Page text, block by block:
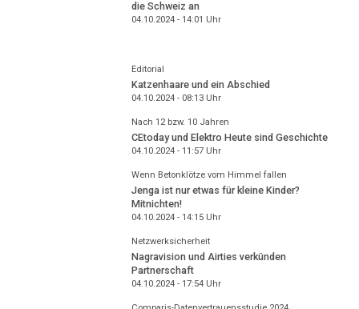
die Schweiz an
04.10.2024 - 14:01 Uhr
Editorial
Katzenhaare und ein Abschied
04.10.2024 - 08:13Uhr
Nach 12 bzw. 10 Jahren
CEtoday und Elektro Heute sind Geschichte
04.10.2024 - 11:57Uhr
Wenn Betonklötze vom Himmel fallen
Jenga ist nur etwas für kleine Kinder?
Mitnichten!
04.10.2024 - 14:15Uhr
Netzwerksicherheit
Nagravision und Airties verkünden
Partnerschaft
04.10.2024 - 17:54Uhr